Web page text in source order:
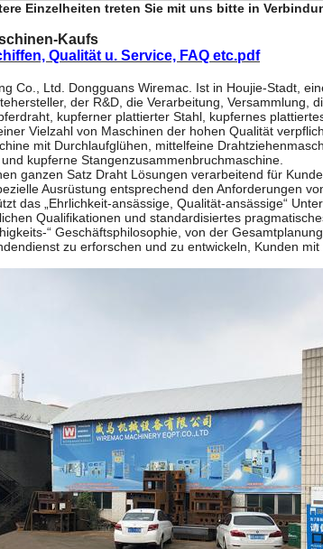
Einzelheiten treten Sie mit uns bitte in
Kaufs
Qualität u. Service, FAQ etc.pdf
Co., Ltd. Dongguans Wiremac. Ist in Houjie-Stadt,
der R&D, die Verarbeitung, Versammlung,
kupferner plattierter Stahl, kupfernes
Vielzahl von Maschinen der hohen Qualität
mit Durchlaufglühen, mittelfeine
kupferne Stangenzusammenbruchmaschine.
ganzen Satz Draht Lösungen verarbeitend für
Ausrüstung entsprechend den Anforderungen
das „Ehrlichkeit-ansässige, Qualität-ansässige“
Qualifikationen und standardisiertes
“ Geschäftsphilosophie, von der
zu erforschen und zu entwickeln, Kunden